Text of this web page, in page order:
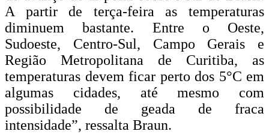
A partir de terça-feira as temperaturas
diminuem bastante. Entre o Oeste,
Sudoeste, Centro-Sul, Campo Gerais e
Região Metropolitana de Curitiba, as
temperaturas devem ficar perto dos 5°C em
algumas cidades, até mesmo com
possibilidade de geada de fraca
intensidade”, ressalta Braun.